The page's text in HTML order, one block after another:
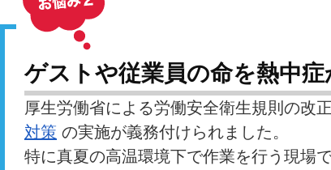
ゲストや従業員の命を熱中
厚生労働省による労働安全衛生規則の改
対策 の実施が義務付けられました。
特に真夏の高温環境下で作業を行う現場